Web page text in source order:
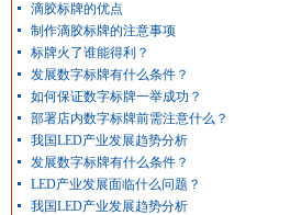
滴胶标牌的优点
制作滴胶标牌的注意事项
标牌火了谁能得利？
发展数字标牌有什么条件？
如何保证数字标牌一举成功？
部署店内数字标牌前需注意什么？
我国LED产业发展趋势分析
发展数字标牌有什么条件？
LED产业发展面临什么问题？
我国LED产业发展趋势分析